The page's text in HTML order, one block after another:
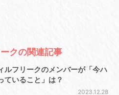
クの関連記事
ルフリークのメンバーが「今ハ
ていること」は？
2023.12.28